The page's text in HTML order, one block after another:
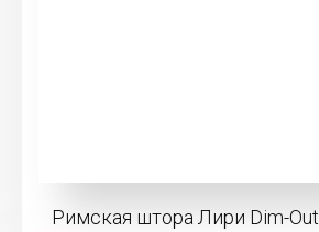
Римская штора Лири Dim-